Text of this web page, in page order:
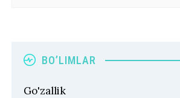
BO’LIMLAR
Go'zallik